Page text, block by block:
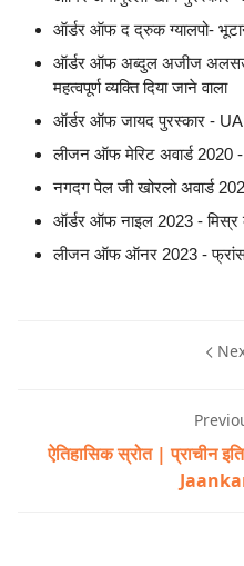
ऑर्डर ऑफ द द्रुक ग्यालपो-
ऑर्डर ऑफ अब्दुल अजीज अलसऊद
महत्वपूर्ण व्यक्ति दिया जाने वाला
ऑर्डर ऑफ जायद पुरस्कार -
लीजन ऑफ मेरिट अवार्ड 2020
नगदग पेल जी खोरलो अवार्ड
ऑर्डर ऑफ नाइल 2023 - मिस्र
लीजन ऑफ ऑनर 2023 - फ्रांस
ऐतिहासिक स्रोत | प्राचीन